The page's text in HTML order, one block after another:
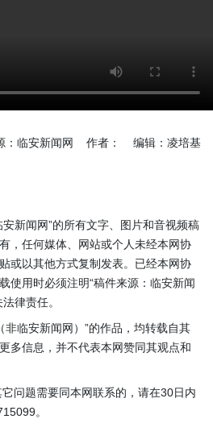
：临安新闻网 作者： 编辑：凌培基
新闻网”的所有文字、图片和音视频稿
，任何媒体、网站或个人未经本网协
或以其他方式复制发表。已经本网协
使用时必须注明“稿件来源：临安新闻
律责任。
临安新闻网）”的作品，均转载自其
多信息，并不代表本网赞同其观点和
问题需要同本网联系的，请在30日内
。